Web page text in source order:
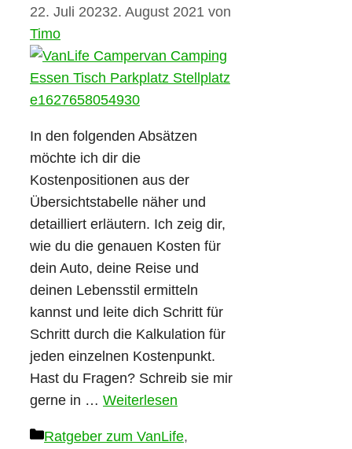
22. Juli 20232. August 2021 von
Timo
In den folgenden Absätzen
möchte ich dir die
Kostenpositionen aus der
Übersichtstabelle näher und
detailliert erläutern. Ich zeig dir,
wie du die genauen Kosten für
dein Auto, deine Reise und
deinen Lebensstil ermitteln
kannst und leite dich Schritt für
Schritt durch die Kalkulation für
jeden einzelnen Kostenpunkt.
Hast du Fragen? Schreib sie mir
gerne in … Weiterlesen
Kategorien
Ratgeber zum VanLife,